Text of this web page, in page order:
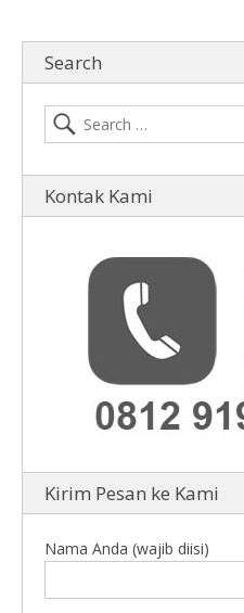
Search
Kontak Kami
Kirim Pesan ke Kami
Nama Anda (wajib diisi)